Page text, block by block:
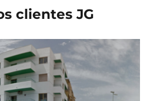
clientes JG